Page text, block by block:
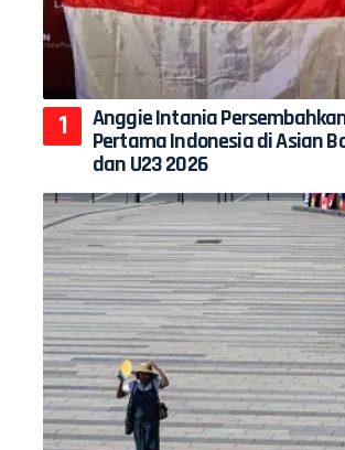
Anggie Intania
Pertama Indonesia di Asian
dan U23 2026